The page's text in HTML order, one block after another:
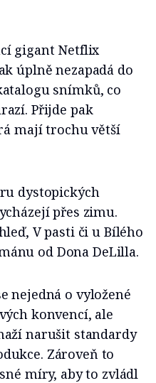
gigant Netflix
úplně nezapadá do
snímků, co
Přijde pak
mají trochu větší
dystopických
přes zimu.
V pasti či u Bílého
od Dona DeLilla.
nejedná o vyložené
konvencí, ale
narušit standardy
Zároveň to
míry, aby to zvládl